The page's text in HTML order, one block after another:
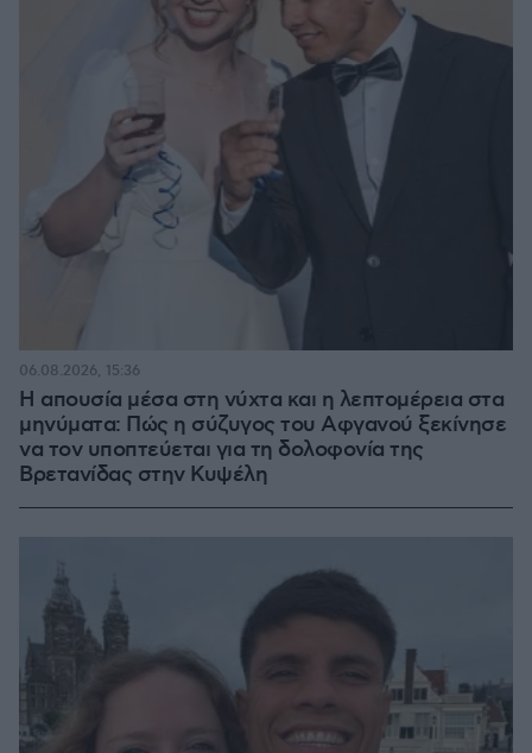
Η απουσία μέσα στη νύχτα και η λεπτομέρεια στα
μηνύματα: Πώς η σύζυγος του Αφγανού ξεκίνησε
να τον υποπτεύεται για τη δολοφονία της
Βρετανίδας στην Κυψέλη
06.08.2026, 15:36